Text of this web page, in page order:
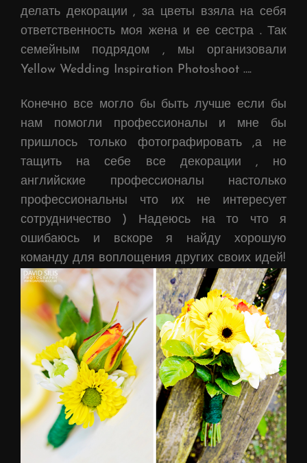
делать декорации , за цветы взяла на себя
ответственность моя жена и ее сестра . Так
семейным подрядом , мы организовали
Yellow Wedding Inspiration Photoshoot ….
Конечно все могло бы быть лучше если бы
нам помогли профессионалы и мне бы
пришлось только фотографировать ,а не
тащить на себе все декорации , но
английские профессионалы настолько
профессиональны что их не интересует
сотрудничество ) Надеюсь на то что я
ошибаюсь и вскоре я найду хорошую
команду для воплощения других своих идей!